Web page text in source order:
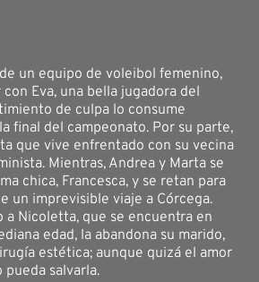
un equipo de voleibol femenino,
Eva, una bella jugadora del
de culpa lo consume
final del campeonato. Por su parte,
que vive enfrentado con su vecina
Mientras, Andrea y Marta se
chica, Francesca, y se retan para
un imprevisible viaje a Córcega.
a Nicoletta, que se encuentra en
edad, la abandona su marido,
estética; aunque quizá el amor
pueda salvarla.